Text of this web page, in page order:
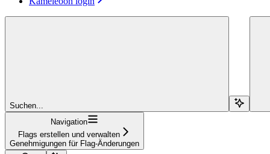
Suchen...
Navigation
Flags erstellen und verwalten
Genehmigungen für Flag-Änderungen